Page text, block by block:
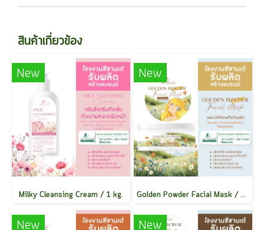
สินค้าเกี่ยวข้อง
New
Milky Cleansing Cream / 1 kg.
New
Golden Powder Facial Mask / 1 Kg.
New New